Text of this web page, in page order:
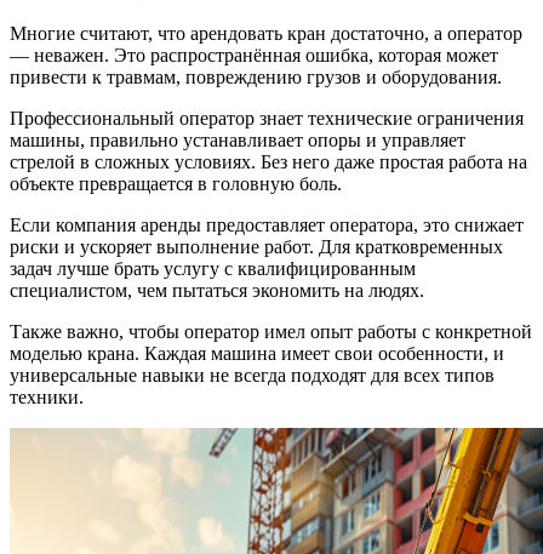
Многие считают, что арендовать кран достаточно, а оператор
— неважен. Это распространённая ошибка, которая может
привести к травмам, повреждению грузов и оборудования.
Профессиональный оператор знает технические ограничения
машины, правильно устанавливает опоры и управляет
стрелой в сложных условиях. Без него даже простая работа на
объекте превращается в головную боль.
Если компания аренды предоставляет оператора, это снижает
риски и ускоряет выполнение работ. Для кратковременных
задач лучше брать услугу с квалифицированным
специалистом, чем пытаться экономить на людях.
Также важно, чтобы оператор имел опыт работы с конкретной
моделью крана. Каждая машина имеет свои особенности, и
универсальные навыки не всегда подходят для всех типов
техники.